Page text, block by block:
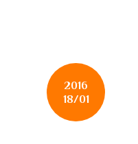
2016
18/01